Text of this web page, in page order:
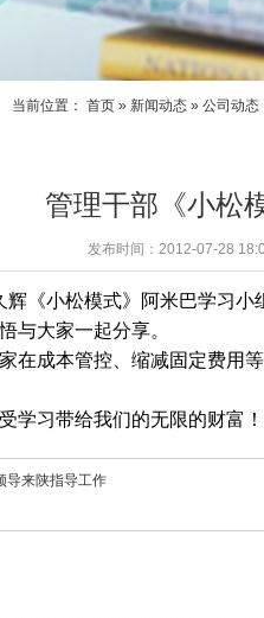
当前位置： 首页 » 新闻动态 » 公司动态
管理干部《小松
发布时间：2012-07-28
《小松模式》阿米巴学习
与大家一起分享。
在成本管控、缩减固定费用
学习带给我们的无限的财富！
导来陕指导工作